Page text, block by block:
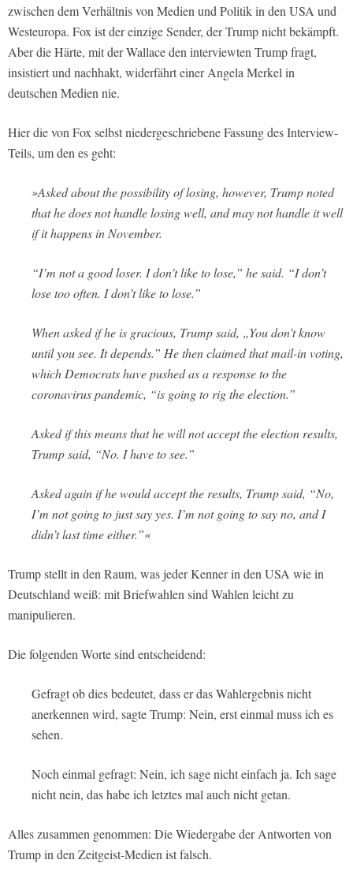
zwischen dem Verhältnis von Medien und Politik in den USA und
Westeuropa. Fox ist der einzige Sender, der Trump nicht bekämpft.
Aber die Härte, mit der Wallace den interviewten Trump fragt,
insistiert und nachhakt, widerfährt einer Angela Merkel in
deutschen Medien nie.
Hier die von Fox selbst niedergeschriebene Fassung des Interview-
Teils, um den es geht:
»Asked about the possibility of losing, however, Trump noted
that he does not handle losing well, and may not handle it well
if it happens in November.
“I’m not a good loser. I don’t like to lose,” he said. “I don’t
lose too often. I don’t like to lose.”
When asked if he is gracious, Trump said, „You don’t know
until you see. It depends.” He then claimed that mail-in voting,
which Democrats have pushed as a response to the
coronavirus pandemic, “is going to rig the election.”
Asked if this means that he will not accept the election results,
Trump said, “No. I have to see.”
Asked again if he would accept the results, Trump said, “No,
I’m not going to just say yes. I’m not going to say no, and I
didn’t last time either.”«
Trump stellt in den Raum, was jeder Kenner in den USA wie in
Deutschland weiß: mit Briefwahlen sind Wahlen leicht zu
manipulieren.
Die folgenden Worte sind entscheidend:
Gefragt ob dies bedeutet, dass er das Wahlergebnis nicht
anerkennen wird, sagte Trump: Nein, erst einmal muss ich es
sehen.
Noch einmal gefragt: Nein, ich sage nicht einfach ja. Ich sage
nicht nein, das habe ich letztes mal auch nicht getan.
Alles zusammen genommen: Die Wiedergabe der Antworten von
Trump in den Zeitgeist-Medien ist falsch.